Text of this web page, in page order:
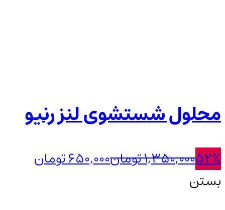
محلول شستشوی لنز رنیو
52%
1,350,000تومان650,000تومان
بستن